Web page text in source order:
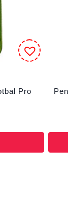
Pro